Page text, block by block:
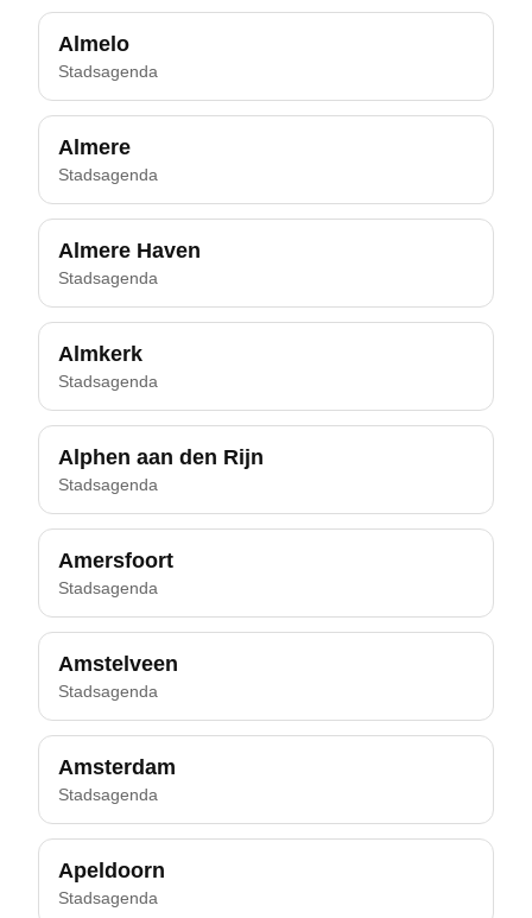
Almelo
Stadsagenda
Almere
Stadsagenda
Almere Haven
Stadsagenda
Almkerk
Stadsagenda
Alphen aan den Rijn
Stadsagenda
Amersfoort
Stadsagenda
Amstelveen
Stadsagenda
Amsterdam
Stadsagenda
Apeldoorn
Stadsagenda